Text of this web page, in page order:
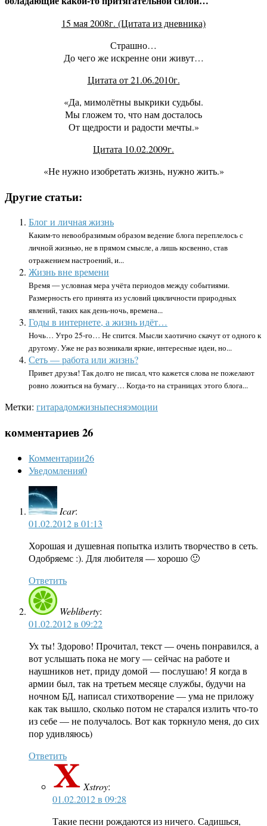
15 мая 2008г. (Цитата из дневника)
Страшно…
До чего же искренне они живут…
Цитата от 21.06.2010г.
«Да, мимолётны выкрики судьбы.
Мы гложем то, что нам досталось
От щедрости и радости мечты.»
Цитата 10.02.2009г.
«Не нужно изобретать жизнь, нужно жить.»
Другие статьи:
Блог и личная жизнь
Каким-то невообразимым образом ведение блога переплелось с
личной жизнью, не в прямом смысле, а лишь косвенно, став
отражением настроений, и...
Жизнь вне времени
Время — условная мера учёта периодов между событиями.
Размерность его принята из условий цикличности природных
явлений, таких как день-ночь, времена...
Годы в интернете, а жизнь идёт…
Ночь… Утро 25-го… Не спится. Мысли хаотично скачут от одного к
другому. Уже не раз возникали яркие, интересные идеи, но...
Сеть — работа или жизнь?
Привет друзья! Так долго не писал, что кажется слова не пожелают
ровно ложиться на бумагу… Когда-то на страницах этого блога...
Метки: гитарадомжизньпесняэмоции
комментариев 26
Комментарии26
Уведомления0
Icar:
01.02.2012 в 01:13
Хорошая и душевная попытка излить творчество в сеть.
Одобряемс :). Для любителя — хорошо 🙂
Ответить
Webliberty:
01.02.2012 в 09:22
Ух ты! Здорово! Прочитал, текст — очень понравился, а
вот услышать пока не могу — сейчас на работе и
наушников нет, приду домой — послушаю! Я когда в
армии был, так на третьем месяце службы, будучи на
ночном БД, написал стихотворение — ума не приложу
как так вышло, сколько потом не старался излить что-то
из себе — не получалось. Вот как торкнуло меня, до сих
пор удивляюсь)
Ответить
Xstroy:
01.02.2012 в 09:28
Такие песни рождаются из ничего. Садишься,